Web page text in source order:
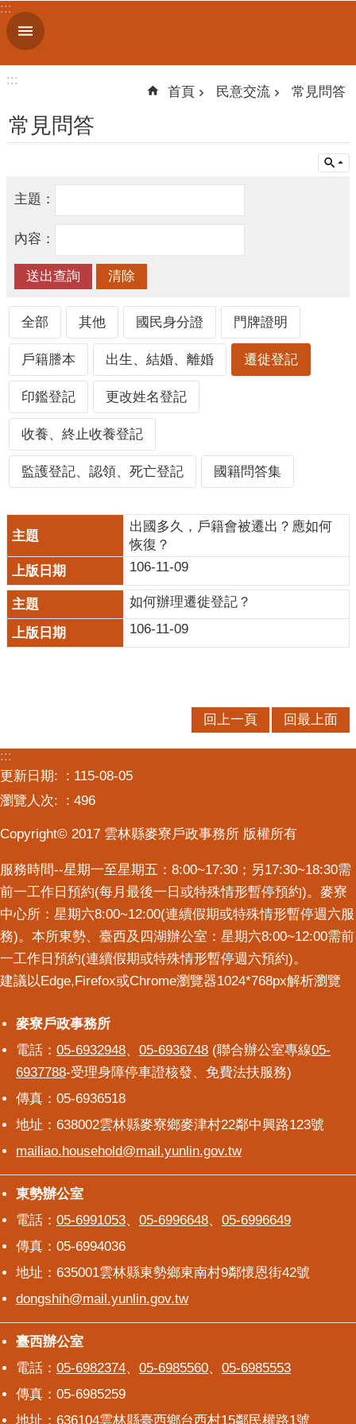
跳到主要內容區塊
進
階
簡
民
服
務
人
口
統
計
最
新
消
息
主
題
專
區
公
開
交
相
連
:::
:::
首頁 民意交流 常見問答
常見問答
主題：
內容：
全部 其他 國民身分證 門牌證明
戶籍謄本 出生、結婚、離婚 遷徙登記
印鑑登記 更改姓名登記
收養、終止收養登記
監護登記、認領、死亡登記 國籍問答集
出國多久，戶籍會被遷出？應如何
恢復？
106-11-09
如何辦理遷徙登記？
106-11-09
回上一頁 回最上面
:::
更新日期:
115-08-05
瀏覽人次:
496
Copyright© 2017 雲林縣麥寮戶政事務所 版權所有
服務時間--星期一至星期五：8:00~17:30；另17:30~18:30需
前一工作日預約(每月最後一日或特殊情形暫停預約)。麥寮
中心所：星期六8:00~12:00(連續假期或特殊情形暫停週六服
務)。本所東勢、臺西及四湖辦公室：星期六8:00~12:00需前
一工作日預約(連續假期或特殊情形暫停週六預約)。
建議以Edge,Firefox或Chrome瀏覽器1024*768px解析瀏覽
麥寮戶政事務所
麥寮戶政事務所
電話： 05-6932948、 05-6936748 (聯合辦公室專線05-
6937788-受理身障停車證核發、免費法扶服務)
傳真：05-6936518
地址：638002雲林縣麥寮鄉麥津村22鄰中興路123號
mailiao.household@mail.yunlin.gov.tw
東勢辦公室
東勢辦公室
電話： 05-6991053、 05-6996648、 05-6996649
傳真：05-6994036
地址：635001雲林縣東勢鄉東南村9鄰懷恩街42號
dongshih@mail.yunlin.gov.tw
臺西辦公室
臺西辦公室
電話： 05-6982374、 05-6985560、 05-6985553
傳真：05-6985259
地址：636104雲林縣臺西鄉台西村15鄰民權路1號